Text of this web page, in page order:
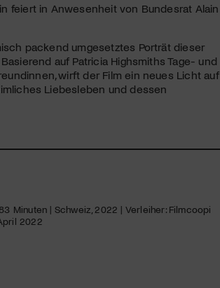
feiert in Anwesenheit von Bundesrat Alain
packend umgesetztes Porträt dieser
auf Patricia Highsmiths Tage- und
wirft der Film ein neues Licht auf
Liebesleben und dessen
Minuten | Schweiz, 2022 | Verleiher: Filmcoopi
2022